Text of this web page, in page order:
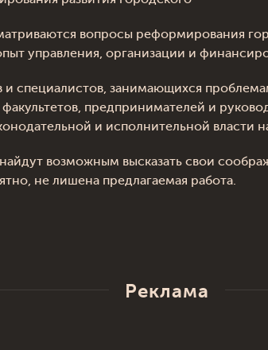
вопросы реформирования
управления, организации и
специалистов, занимающихся
предпринимателей и
и исполнительной власти
возможным высказать свои
не лишена предлагаемая работа.
Реклама